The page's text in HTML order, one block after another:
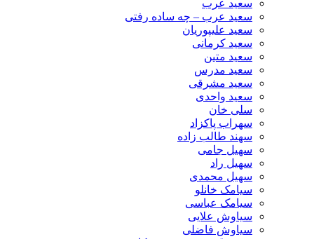
سعید عرب
سعید عرب – چه ساده رفتی
سعید علیپوریان
سعید کرمانی
سعید متین
سعید مدرس
سعید مشرقی
سعید واحدی
سلی خان
سهراب پاکزاد
سهند طالب زاده
سهیل جامی
سهیل راد
سهیل محمدی
سیامک خانلو
سیامک عباسی
سیاوش علایی
سیاوش فاضلی